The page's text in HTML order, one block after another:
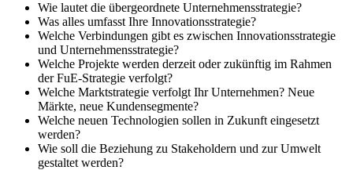
Wie lautet die übergeordnete Unternehmensstrategie?
Was alles umfasst Ihre Innovationsstrategie?
Welche Verbindungen gibt es zwischen Innovationsstrategie
und Unternehmensstrategie?
Welche Projekte werden derzeit oder zukünftig im Rahmen
der FuE-Strategie verfolgt?
Welche Marktstrategie verfolgt Ihr Unternehmen? Neue
Märkte, neue Kundensegmente?
Welche neuen Technologien sollen in Zukunft eingesetzt
werden?
Wie soll die Beziehung zu Stakeholdern und zur Umwelt
gestaltet werden?